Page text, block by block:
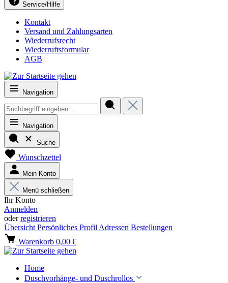
Service/Hilfe
Kontakt
Versand und Zahlungsarten
Wiederrufsrecht
Wiederruftsformular
AGB
Navigation
Navigation
Suche
Wunschzettel
Mein Konto
Menü schließen
Ihr Konto
Anmelden
oderregistrieren
Übersicht Persönliches Profil Adressen Bestellungen
Warenkorb 0,00 €
Home
Duschvorhänge- und Duschrollos